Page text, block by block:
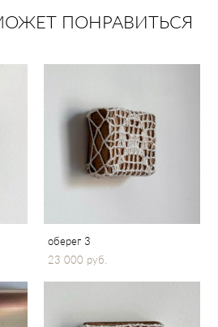
ПОНРАВИТЬСЯ
оберег 3
23 000 pуб.